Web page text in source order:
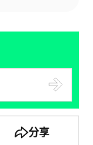
分享